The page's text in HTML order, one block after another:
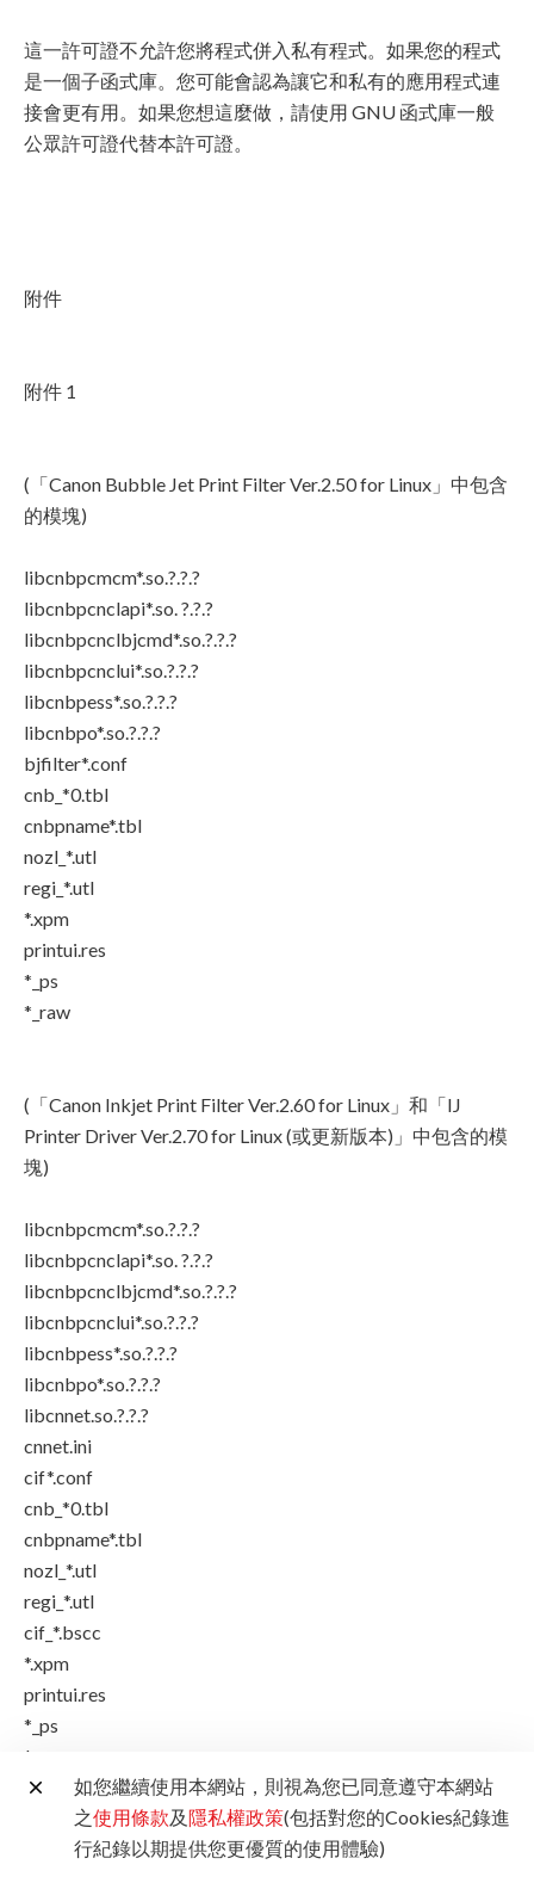
這一許可證不允許您將程式併入私有程式。如果您的程式
是一個子函式庫。您可能會認為讓它和私有的應用程式連
接會更有用。如果您想這麼做，請使用 GNU 函式庫一般
公眾許可證代替本許可證。
附件
附件 1
(「Canon Bubble Jet Print Filter Ver.2.50 for Linux」中包含
的模塊)
libcnbpcmcm*.so.?.?.?
libcnbpcnclapi*.so. ?.?.?
libcnbpcnclbjcmd*.so.?.?.?
libcnbpcnclui*.so.?.?.?
libcnbpess*.so.?.?.?
libcnbpo*.so.?.?.?
bjfilter*.conf
cnb_*0.tbl
cnbpname*.tbl
nozl_*.utl
regi_*.utl
*.xpm
printui.res
*_ps
*_raw
(「Canon Inkjet Print Filter Ver.2.60 for Linux」和「IJ
Printer Driver Ver.2.70 for Linux (或更新版本)」中包含的模
塊)
libcnbpcmcm*.so.?.?.?
libcnbpcnclapi*.so. ?.?.?
libcnbpcnclbjcmd*.so.?.?.?
libcnbpcnclui*.so.?.?.?
libcnbpess*.so.?.?.?
libcnbpo*.so.?.?.?
libcnnet.so.?.?.?
cnnet.ini
cif*.conf
cnb_*0.tbl
cnbpname*.tbl
nozl_*.utl
regi_*.utl
cif_*.bscc
*.xpm
printui.res
*_ps
*_raw
cnij_entry_*series
cnb_*.res
81-canonij_prn.rules
如您繼續使用本網站，則視為您已同意遵守本網站
之使用條款及隱私權政策(包括對您的Cookies紀錄進
行紀錄以期提供您更優質的使用體驗)